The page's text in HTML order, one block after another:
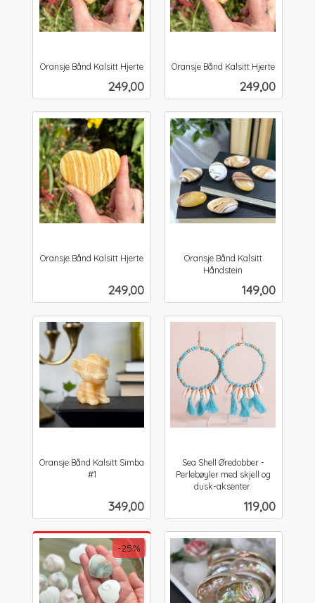
Oransje Bånd Kalsitt Hjerte
Pris
249,00
Oransje Bånd Kalsitt Hjerte
Pris
249,00
Oransje Bånd Kalsitt Hjerte
Pris
249,00
Oransje Bånd Kalsitt
Håndstein
Pris
149,00
Oransje Bånd Kalsitt Simba
#1
Pris
349,00
Sea Shell Øredobber -
Perlebøyler med skjell og
dusk-aksenter.
Pris
119,00
-25%